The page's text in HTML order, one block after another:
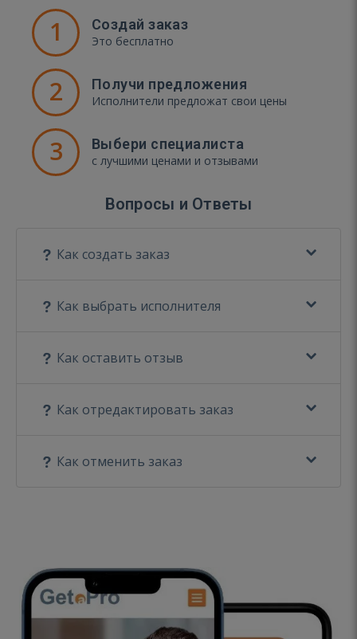
1 Создай заказ
Это бесплатно
2 Получи предложения
Исполнители предложат свои цены
3 Выбери специалиста
с лучшими ценами и отзывами
Вопросы и Ответы
Как создать заказ
Как выбрать исполнителя
Как оставить отзыв
Как отредактировать заказ
Как отменить заказ